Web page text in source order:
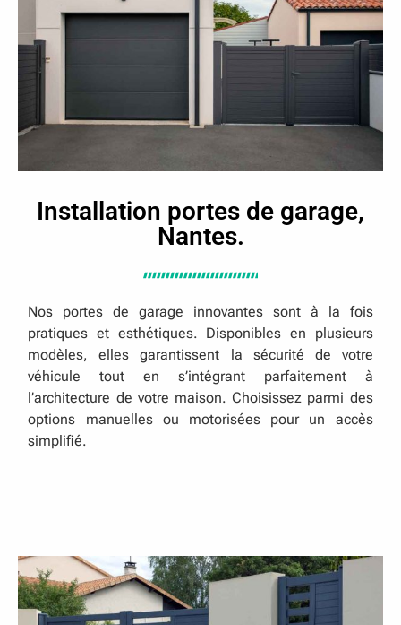
Installation portes de garage,
Nantes.
Nos portes de garage innovantes sont à la fois
pratiques et esthétiques. Disponibles en plusieurs
modèles, elles garantissent la sécurité de votre
véhicule tout en s’intégrant parfaitement à
l’architecture de votre maison. Choisissez parmi des
options manuelles ou motorisées pour un accès
simplifié.